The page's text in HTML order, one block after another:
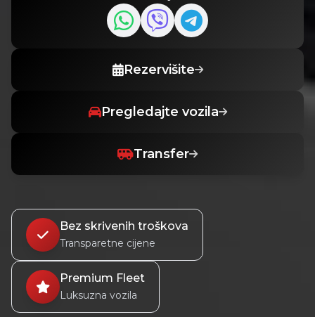
Rezervišite
Pregledajte vozila
Transfer
Bez skrivenih troškova
Transparetne cijene
Premium Fleet
Luksuzna vozila